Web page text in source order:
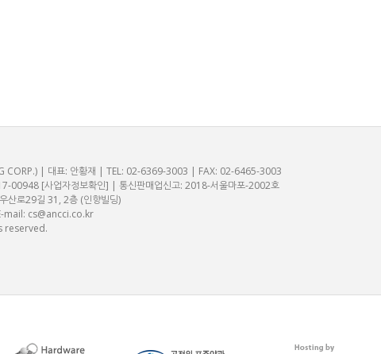
CORP.) | 대표: 안황재 | TEL: 02-6369-3003 | FAX: 02-6465-3003
00948 [사업자정보확인] | 통신판매업신고: 2018-서울마포-2002호
산로29길 31, 2층 (인향빌딩)
mail: cs@ancci.co.kr
reserved.